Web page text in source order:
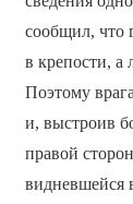
сообщил, что
в крепости, а
Поэтому
и, выстроив
правой
видневшейся